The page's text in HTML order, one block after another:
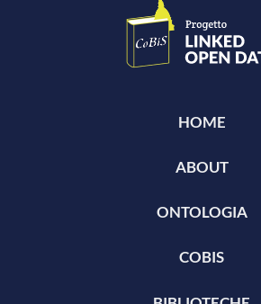
HOME
ABOUT
ONTOLOGIA
COBIS